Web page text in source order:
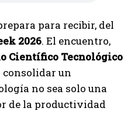
para recibir, del
2026. El encuentro,
Científico Tecnológico
consolidar un
no sea solo una
de la productividad